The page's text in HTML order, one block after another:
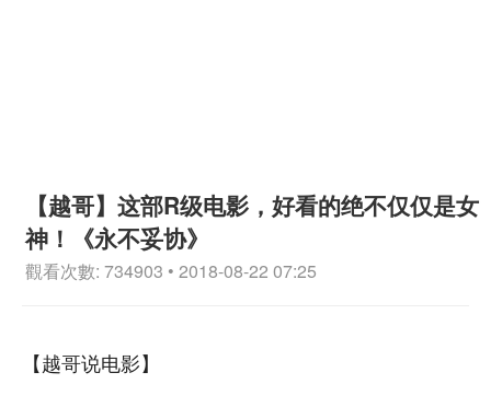
【越哥】这部R级电影，好看的绝不仅仅是女
神！《永不妥协》
觀看次數: 734903 • 2018-08-22 07:25
【越哥说电影】